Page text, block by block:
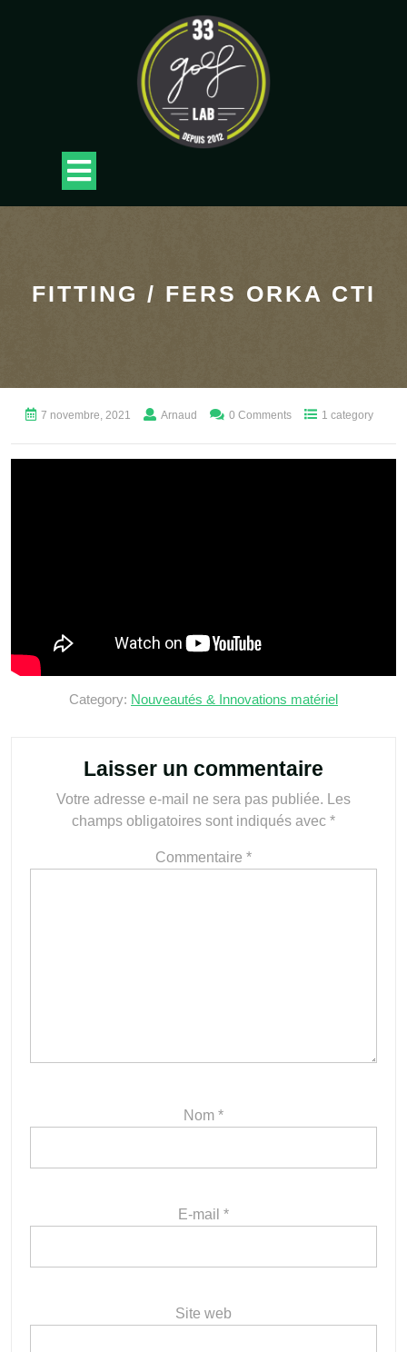
Button
FITTING / FERS ORKA CTI
7 novembre, 2021 Arnaud 0 Comments 1 category
Category: Nouveautés & Innovations matériel
Laisser un commentaire
Votre adresse e-mail ne sera pas publiée.
Les
champs obligatoires sont indiqués avec *
Commentaire *
Nom *
E-mail *
Site web